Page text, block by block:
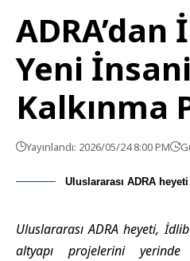
ADRA’dan
Yeni
Kalkınma
Yayınlandı: 2026/05/24 8:00 PM
Uluslararası ADRA
Uluslararası ADRA heyeti,
altyapı projelerini yerinde